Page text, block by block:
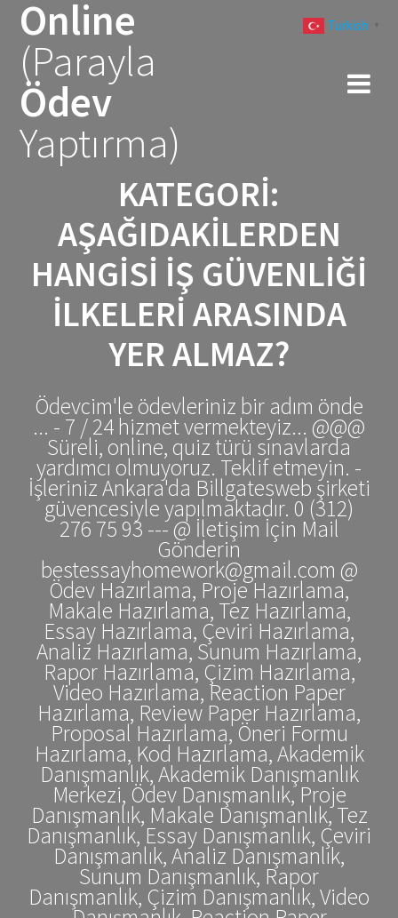
Online
(Parayla
Ödev
Yaptırma)
KATEGORI:
AŞAĞIDAKILERDEN
HANGISI IŞ GÜVENLIĞI
ILKELERI ARASINDA
YER ALMAZ?
Ödevcim'le ödevleriniz bir adım önde
... - 7 / 24 hizmet vermekteyiz... @@@
Süreli, online, quiz türü sınavlarda
yardımcı olmuyoruz. Teklif etmeyin. -
İşleriniz Ankara'da Billgatesweb şirketi
güvencesiyle yapılmaktadır. 0 (312)
276 75 93 --- @ İletişim İçin Mail
Gönderin
bestessayhomework@gmail.com @
Ödev Hazırlama, Proje Hazırlama,
Makale Hazırlama, Tez Hazırlama,
Essay Hazırlama, Çeviri Hazırlama,
Analiz Hazırlama, Sunum Hazırlama,
Rapor Hazırlama, Çizim Hazırlama,
Video Hazırlama, Reaction Paper
Hazırlama, Review Paper Hazırlama,
Proposal Hazırlama, Öneri Formu
Hazırlama, Kod Hazırlama, Akademik
Danışmanlık, Akademik Danışmanlık
Merkezi, Ödev Danışmanlık, Proje
Danışmanlık, Makale Danışmanlık, Tez
Danışmanlık, Essay Danışmanlık, Çeviri
Danışmanlık, Analiz Danışmanlık,
Sunum Danışmanlık, Rapor
Danışmanlık, Çizim Danışmanlık, Video
Turkish ▼